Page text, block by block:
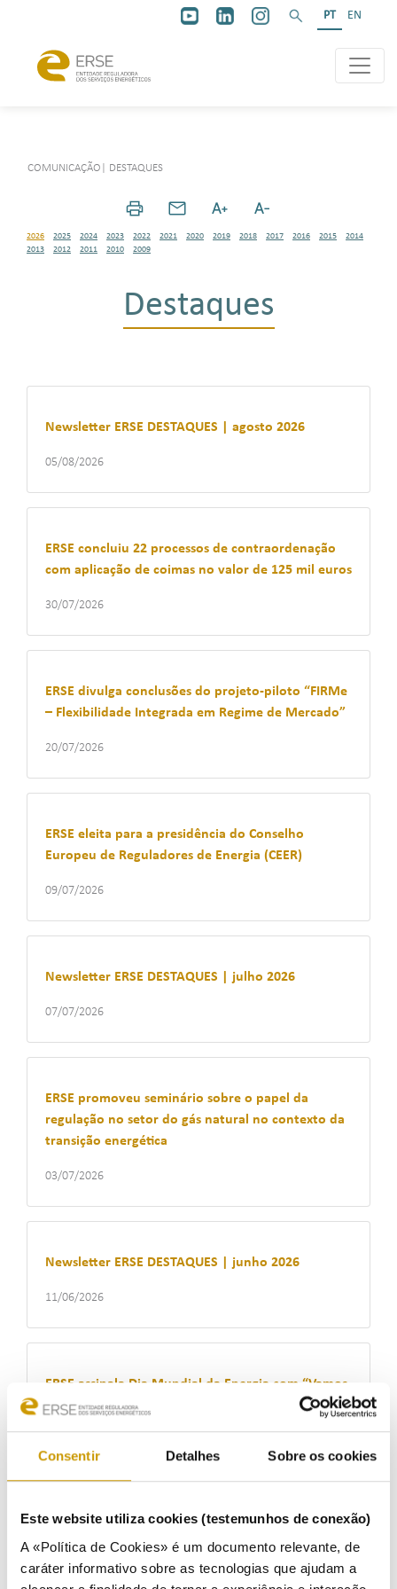
Consentir Detalhes Sobre os cookies
Este website utiliza cookies (testemunhos de conexão)
A «Política de Cookies» é um documento relevante, de
caráter informativo sobre as tecnologias que ajudam a
PT EN
COMUNICAÇÃO DESTAQUES
2026 2025 2024 2023 2022 2021 2020 2019 2018 2017 2016 2015
2014
2013
2012 2011 2010 2009
Destaques
Newsletter ERSE DESTAQUES | agosto 2026
05/08/2026
ERSE concluiu 22 processos de contraordenação
com aplicação de coimas no valor de 125 mil euros
30/07/2026
ERSE divulga conclusões do projeto-piloto “FIRMe
– Flexibilidade Integrada em Regime de Mercado”
20/07/2026
ERSE eleita para a presidência do Conselho
Europeu de Reguladores de Energia (CEER)
09/07/2026
Newsletter ERSE DESTAQUES | julho 2026
07/07/2026
ERSE promoveu seminário sobre o papel da
regulação no setor do gás natural no contexto da
transição energética
03/07/2026
Newsletter ERSE DESTAQUES | junho 2026
11/06/2026
ERSE assinala Dia Mundial da Energia com “Vamos
Simular Consigo” na Escola da Guarda da GNR
Newsletter ERSE DESTAQUES | maio 2026
19/05/2026